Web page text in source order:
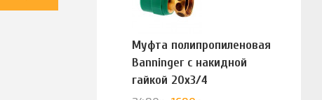
Муфта полипропиленовая
Banninger с накидной
гайкой 20х3/4